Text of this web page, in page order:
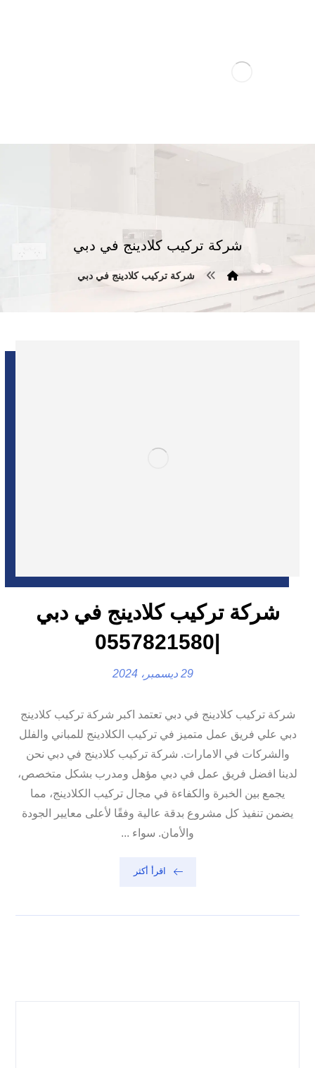
شركة تركيب كلادينج في دبي
شركة تركيب كلادينج في دبي
شركة تركيب كلادينج في دبي
29 ديسمبر، 2024
شركة تركيب كلادينج في دبي تعتمد اكبر شركة تركيب كلادينج
دبي علي فريق عمل متميز في تركيب الكلادينج للمباني والفلل
والشركات في الامارات. شركة تركيب كلادينج في دبي نحن
لدينا افضل فريق عمل في دبي مؤهل ومدرب بشكل متخصص،
يجمع بين الخبرة والكفاءة في مجال تركيب الكلادينج، مما
يضمن تنفيذ كل مشروع بدقة عالية وفقًا لأعلى معايير الجودة
والأمان. سواء ...
اقرأ أكثر